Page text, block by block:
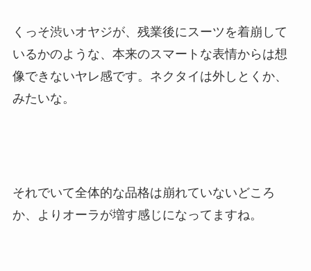
くっそ渋いオヤジが、残業後にスーツを着崩して
いるかのような、本来のスマートな表情からは想
像できないヤレ感です。ネクタイは外しとくか、
みたいな。
それでいて全体的な品格は崩れていないどころ
か、よりオーラが増す感じになってますね。